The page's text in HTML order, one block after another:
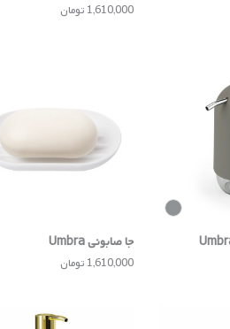
1,610,000 تومان
جا صابونی Umbra
1,610,000 تومان